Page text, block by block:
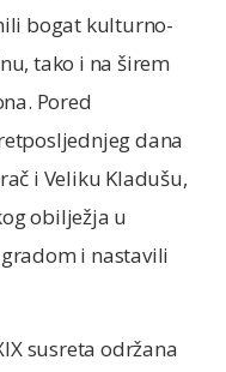
bogat kulturno-
tako i na širem
Pored
dana
i Veliku Kladušu,
obilježja u
i nastavili
susreta održana